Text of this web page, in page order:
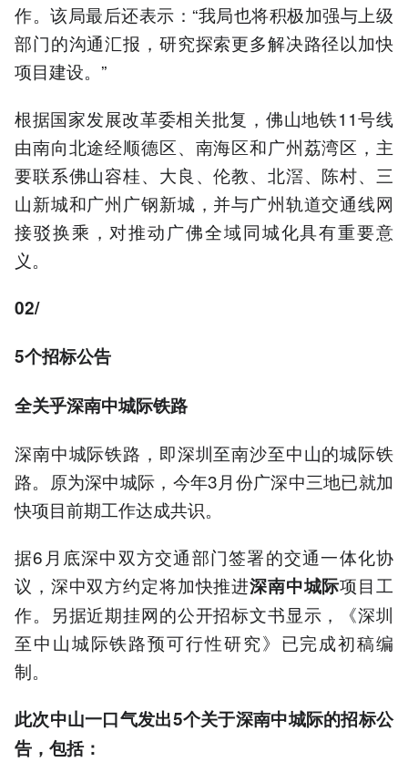
作。该局最后还表示：“我局也将积极加强与上级
部门的沟通汇报，研究探索更多解决路径以加快
项目建设。”
根据国家发展改革委相关批复，佛山地铁11号线
由南向北途经顺德区、南海区和广州荔湾区，主
要联系佛山容桂、大良、伦教、北滘、陈村、三
山新城和广州广钢新城，并与广州轨道交通线网
接驳换乘，对推动广佛全域同城化具有重要意
义。
02/
5个招标公告
全关乎深南中城际铁路
深南中城际铁路，即深圳至南沙至中山的城际铁
路。原为深中城际，今年3月份广深中三地已就加
快项目前期工作达成共识。
据6月底深中双方交通部门签署的交通一体化协
议，深中双方约定将加快推进深南中城际项目工
作。另据近期挂网的公开招标文书显示，《深圳
至中山城际铁路预可行性研究》已完成初稿编
制。
此次中山一口气发出5个关于深南中城际的招标公
告，包括：